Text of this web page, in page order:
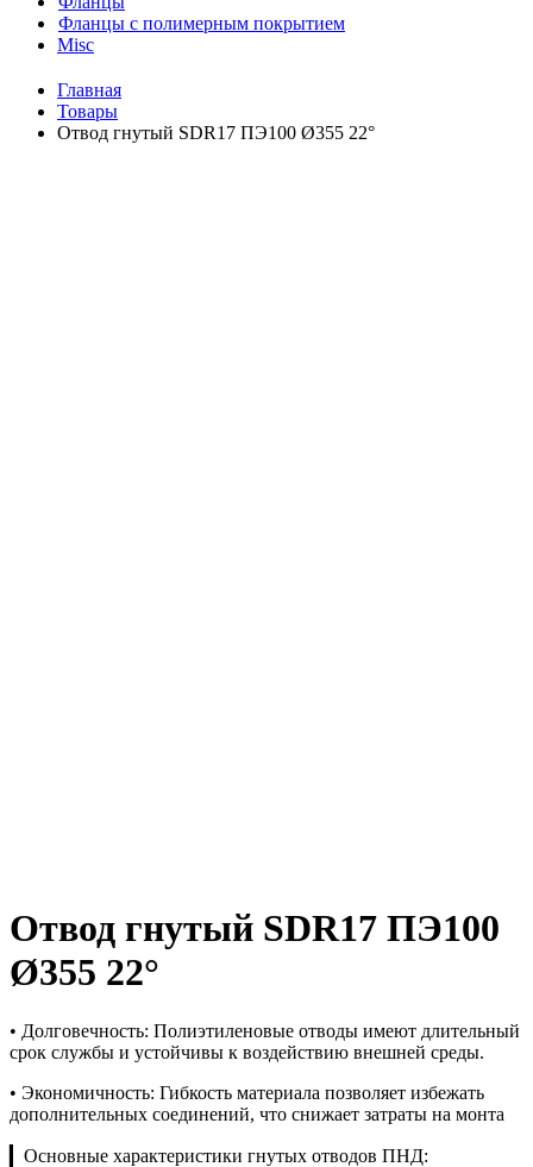
Фланцы с полимерным покрытием
Misc
Главная
Товары
Отвод гнутый SDR17 ПЭ100 Ø355 22°
Отвод гнутый SDR17 ПЭ100
Ø355 22°
• Долговечность: Полиэтиленовые отводы имеют длительный
срок службы и устойчивы к воздействию внешней среды.
• Экономичность: Гибкость материала позволяет избежать
дополнительных соединений, что снижает затраты на монта
▎Основные характеристики гнутых отводов ПНД: